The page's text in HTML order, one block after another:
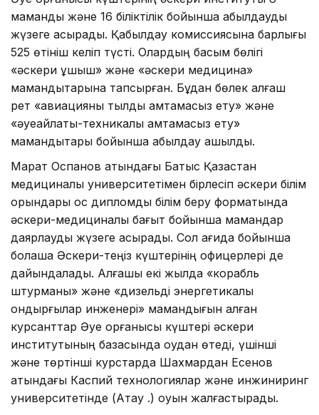
мамандық және 16 біліктілік бойынша қабылдауды
жүзеге асырады. Қабылдау комиссиясына барлығы
525 өтініш келіп түсті. Олардың басым бөлігі
«әскери ұшқыш» және «әскери медицина»
мамандықтарына тапсырған. Бұдан бөлек алғаш
рет «авиацияны тылдық қамтамасыз ету» және
«әуеайлақтық-техникалық қамтамасыз ету»
мамандықтары бойынша қабылдау ашылды.
Марат Оспанов атындағы Батыс Қазақстан
медициналық университетімен бірлесіп әскери білім
орындары қос дипломды білім беру форматында
әскери-медициналық бағыт бойынша мамандар
даярлауды жүзеге асырады. Сол қағида бойынша
болашақ Әскери-теңіз күштерінің офицерлері де
дайындалады. Алғашқы екі жылда «корабль
штурманы» және «дизельді энергетикалық
қондырғылар инженері» мамандығын алған
курсанттар Әуе қорғанысы күштері әскери
институтының базасында оқудан өтеді, үшінші
және төртінші курстарда Шахмардан Есенов
атындағы Каспий технологиялар және инжиниринг
университетінде (Ақтау қ.) оқуын жалғастырады.